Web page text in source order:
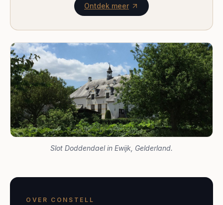
Ontdek meer
Slot Doddendael in Ewijk, Gelderland.
OVER CONSTELL